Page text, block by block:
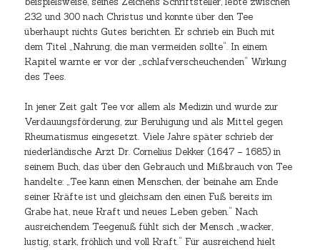
232 und 300 nach Christus und konnte über den Tee
überhaupt nichts Gutes berichten. Er schrieb ein Buch mit
dem Titel „Nahrung, die man vermeiden sollte“. In einem
Kapitel warnte er vor der „schlafverscheuchenden“ Wirkung
des Tees.
In jener Zeit galt Tee vor allem als Medizin und wurde zur
Verdauungsförderung, zur Beruhigung und als Mittel gegen
Rheumatismus eingesetzt. Viele Jahre später schrieb der
niederländische Arzt Dr. Cornelius Dekker (1647 – 1685) in
seinem Buch, das über den Gebrauch und Mißbrauch von Tee
handelte: „Tee kann einen Menschen, der beinahe am Ende
seiner Kräfte ist und gleichsam den einen Fuß bereits im
Grabe hat, neue Kraft und neues Leben geben.“ Nach
ausreichendem Teegenuß fühlt sich der Mensch „wacker,
lustig, stark, fröhlich und voll Kraft.“ Für ausreichend hielt